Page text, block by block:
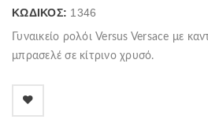
ΚΩΔΙΚΌΣ: 1346
Γυναικείο ρολόι Versus Versace με
μπρασελέ σε κίτρινο χρυσό.